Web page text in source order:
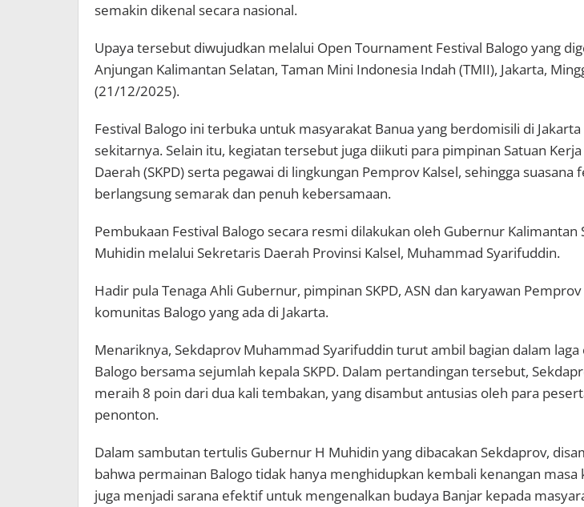
semakin dikenal secara nasional.
Upaya tersebut diwujudkan melalui Open Tournament Festival Balogo yang
Anjungan Kalimantan Selatan, Taman Mini Indonesia Indah (TMII), Jakarta,
(21/12/2025).
Festival Balogo ini terbuka untuk masyarakat Banua yang berdomisili di Jakarta
sekitarnya. Selain itu, kegiatan tersebut juga diikuti para pimpinan Satuan
Daerah (SKPD) serta pegawai di lingkungan Pemprov Kalsel, sehingga suasana
berlangsung semarak dan penuh kebersamaan.
Pembukaan Festival Balogo secara resmi dilakukan oleh Gubernur Kalimantan
Muhidin melalui Sekretaris Daerah Provinsi Kalsel, Muhammad Syarifuddin.
Hadir pula Tenaga Ahli Gubernur, pimpinan SKPD, ASN dan karyawan
komunitas Balogo yang ada di Jakarta.
Menariknya, Sekdaprov Muhammad Syarifuddin turut ambil bagian dalam laga
Balogo bersama sejumlah kepala SKPD. Dalam pertandingan tersebut,
meraih 8 poin dari dua kali tembakan, yang disambut antusias oleh para
penonton.
Dalam sambutan tertulis Gubernur H Muhidin yang dibacakan Sekdaprov,
bahwa permainan Balogo tidak hanya menghidupkan kembali kenangan masa
juga menjadi sarana efektif untuk mengenalkan budaya Banjar kepada